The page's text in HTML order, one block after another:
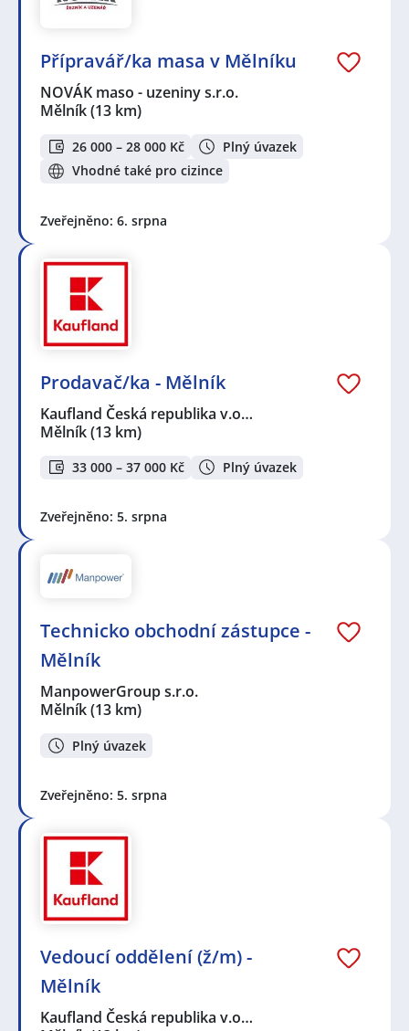
Přípravář/ka masa v Mělníku
NOVÁK maso - uzeniny s.r.o.
Mělník(13 km)
26 000 – 28 000 Kč
Plný úvazek
Vhodné také pro cizince
Zveřejněno: 6. srpna
Prodavač/ka - Mělník
Kaufland Česká republika v.o…
Mělník(13 km)
33 000 – 37 000 Kč Plný úvazek
Zveřejněno: 5. srpna
Technicko obchodní zástupce -
Mělník
ManpowerGroup s.r.o.
Mělník(13 km)
Plný úvazek
Zveřejněno: 5. srpna
Vedoucí oddělení (ž/m) -
Mělník
Kaufland Česká republika v.o…